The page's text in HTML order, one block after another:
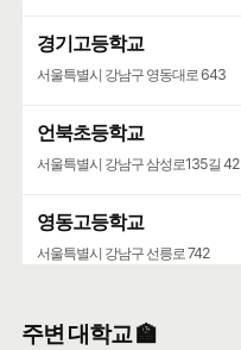
경기고등학교
서울특별시 강남구 영동대로 643
언북초등학교
서울특별시 강남구 삼성로135길 42
영동고등학교
서울특별시 강남구 선릉로 742
주변 대학교 🏫